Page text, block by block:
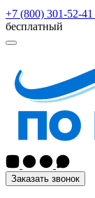
+7 (800) 301-52-41
бесплатный
Заказать звонок